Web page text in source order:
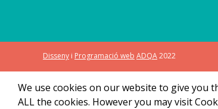
Disseny i Programació web ADQA2022
We use cookies on our website to give you
ALL the cookies. However you may visit